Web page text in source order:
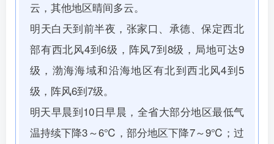
云，其他地区晴间多云。
明天白天到前半夜，张家口、承德、保定西北
部有西北风4到6级，阵风7到8级，局地可达9
级，渤海海域和沿海地区有北到西北风4到5
级，阵风6到7级。
明天早晨到10日早晨，全省大部分地区最低气
温持续下降3～6℃，部分地区下降7～9℃；过